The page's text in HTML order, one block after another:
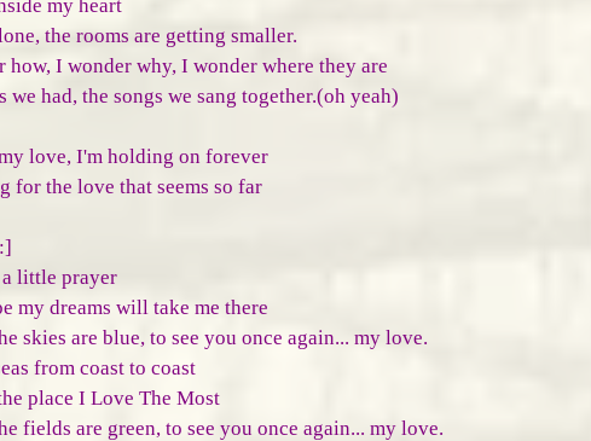
my heart
the rooms are getting smaller.
how, I wonder why, I wonder where they are
we had, the songs we sang together.(oh yeah)
love, I'm holding on forever
for the love that seems so far
a little prayer
my dreams will take me there
skies are blue, to see you once again... my love.
from coast to coast
place I Love The Most
fields are green, to see you once again... my love.